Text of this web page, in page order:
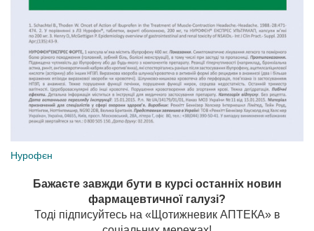
Нурофєн
Бажаєте завжди бути в курсі останніх новин
фармацевтичної галузі?
Тоді підписуйтесь на «Щотижневик АПТЕКА» в